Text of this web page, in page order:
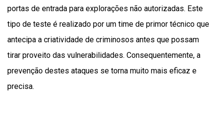
portas de entrada para explorações não autorizadas. Este
tipo de teste é realizado por um time de primor técnico que
antecipa a criatividade de criminosos antes que possam
tirar proveito das vulnerabilidades. Consequentemente, a
prevenção destes ataques se torna muito mais eficaz e
precisa.